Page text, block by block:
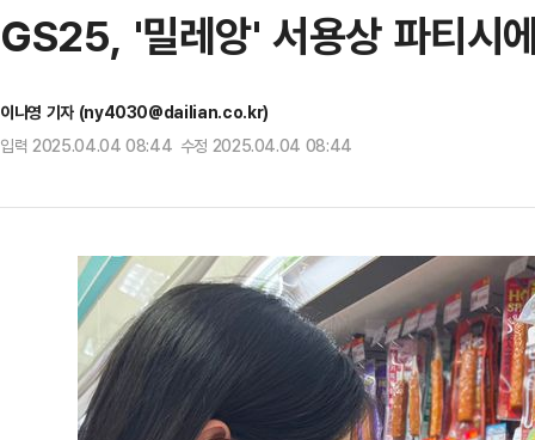
GS25, '밀레앙' 서용상 파티시
이나영 기자 (ny4030@dailian.co.kr)
입력 2025.04.04 08:44 수정 2025.04.04 08:44